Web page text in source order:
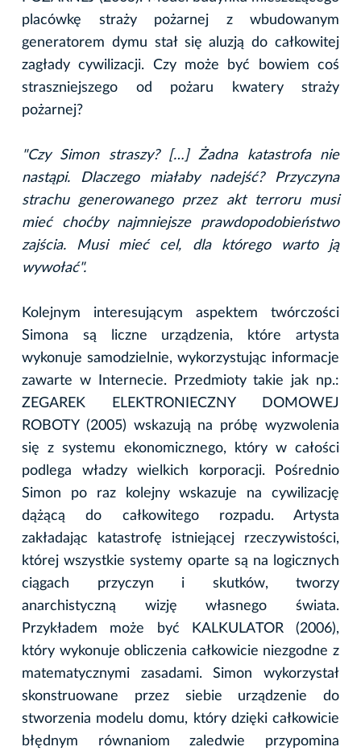
placówkę straży pożarnej z wbudowanym
generatorem dymu stał się aluzją do całkowitej
zagłady cywilizacji. Czy może być bowiem coś
straszniejszego od pożaru kwatery straży
pożarnej?
"Czy Simon straszy? […] Żadna katastrofa nie
nastąpi. Dlaczego miałaby nadejść? Przyczyna
strachu generowanego przez akt terroru musi
mieć choćby najmniejsze prawdopodobieństwo
zajścia. Musi mieć cel, dla którego warto ją
wywołać".
Kolejnym interesującym aspektem twórczości
Simona są liczne urządzenia, które artysta
wykonuje samodzielnie, wykorzystując informacje
zawarte w Internecie. Przedmioty takie jak np.:
ZEGAREK ELEKTRONIECZNY DOMOWEJ
ROBOTY (2005) wskazują na próbę wyzwolenia
się z systemu ekonomicznego, który w całości
podlega władzy wielkich korporacji. Pośrednio
Simon po raz kolejny wskazuje na cywilizację
dążącą do całkowitego rozpadu. Artysta
zakładając katastrofę istniejącej rzeczywistości,
której wszystkie systemy oparte są na logicznych
ciągach przyczyn i skutków, tworzy
anarchistyczną wizję własnego świata.
Przykładem może być KALKULATOR (2006),
który wykonuje obliczenia całkowicie niezgodne z
matematycznymi zasadami. Simon wykorzystał
skonstruowane przez siebie urządzenie do
stworzenia modelu domu, który dzięki całkowicie
błędnym równaniom zaledwie przypomina